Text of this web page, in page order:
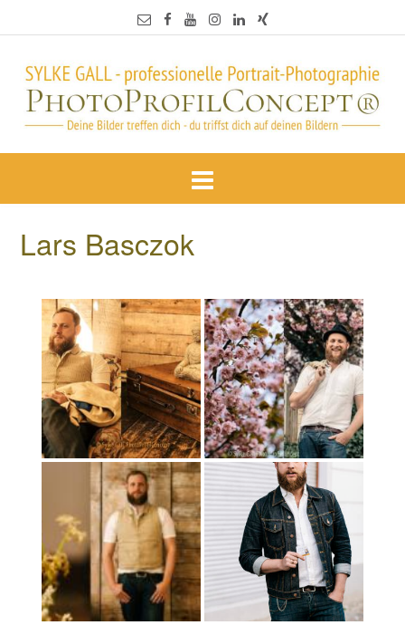
Lars Basczok